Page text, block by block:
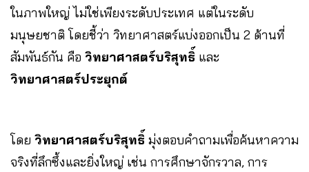
ในภาพใหญ่ ไม่ใช่เพียงระดับประเทศ แต่ในระดับ
มนุษยชาติ โดยชี้ว่า วิทยาศาสตร์แบ่งออกเป็น 2 ด้านที่
สัมพันธ์กัน คือ วิทยาศาสตร์บริสุทธิ์ และ
วิทยาศาสตร์ประยุกต์
โดย วิทยาศาสตร์บริสุทธิ์ มุ่งตอบคำถามเพื่อค้นหาความ
จริงที่ลึกซึ้งและยิ่งใหญ่ เช่น การศึกษาจักรวาล, การ